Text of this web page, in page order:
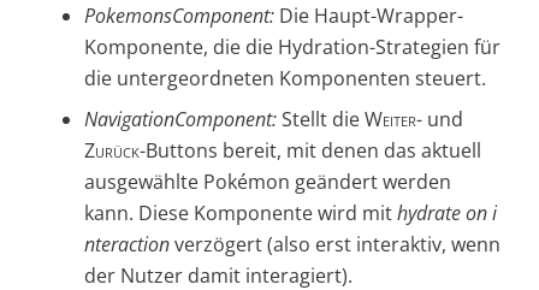
PokemonsComponent: Die Haupt-Wrapper-
Komponente, die die Hydration-Strategien für
die untergeordneten Komponenten steuert.
NavigationComponent:Stellt dieWeiter- und
Zurück-Buttons bereit, mit denen das aktuell
ausgewählte Pokémon geändert werden
kann. Diese Komponente wird mithydrate on i
nteractionverzögert (also erst interaktiv, wenn
der Nutzer damit interagiert).